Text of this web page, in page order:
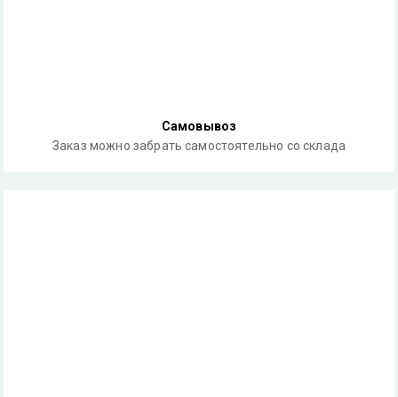
Самовывоз
Заказ можно забрать самостоятельно со склада